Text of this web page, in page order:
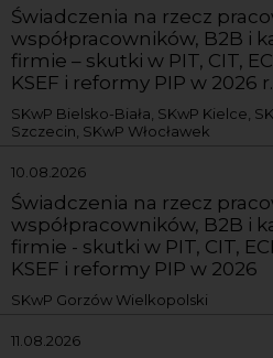
Świadczenia na rzecz
współpracowników, B2B i
firmie – skutki w PIT, CIT,
KSEF i reformy PIP w 2026 r.
SKwP Bielsko-Biała, SKwP Kielce,
Szczecin, SKwP Włocławek
10.08.2026
Świadczenia na rzecz
współpracowników, B2B i
firmie - skutki w PIT, CIT,
KSEF i reformy PIP w 2026
SKwP Gorzów Wielkopolski
11.08.2026